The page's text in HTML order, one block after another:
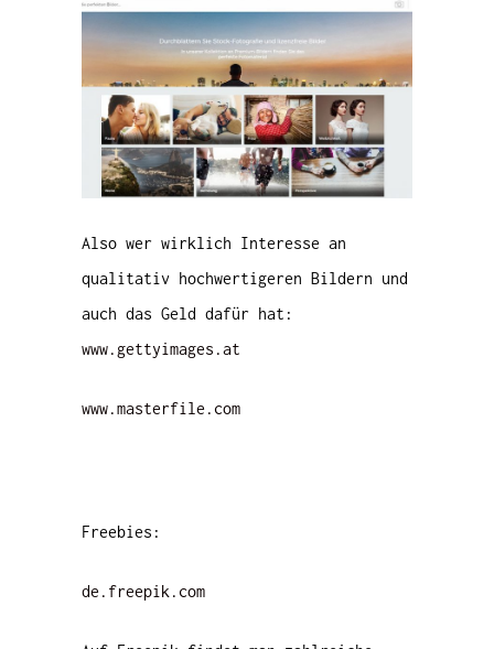
Also wer wirklich Interesse an
qualitativ hochwertigeren Bildern und
auch das Geld dafür hat:
www.gettyimages.at
www.masterfile.com
Freebies:
de.freepik.com